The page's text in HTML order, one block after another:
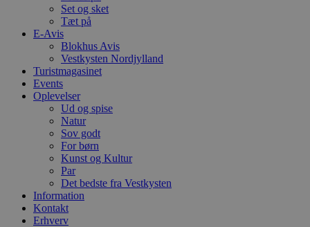
Set og sket
Tæt på
E-Avis
Blokhus Avis
Vestkysten Nordjylland
Turistmagasinet
Events
Oplevelser
Ud og spise
Natur
Sov godt
For børn
Kunst og Kultur
Par
Det bedste fra Vestkysten
Information
Kontakt
Erhverv